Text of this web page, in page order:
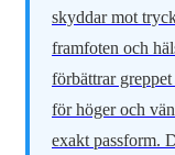
skyddar mot
framfoten och
förbättrar
för höger och
exakt passform.